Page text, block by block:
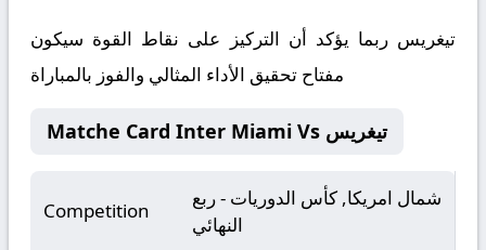
تيغريس ربما يؤكد أن التركيز على نقاط القوة سيكون
مفتاح تحقيق الأداء المثالي والفوز بالمباراة
Matche Card Inter Miami Vs تيغريس
Competition
شمال امريكا, كأس الدوريات - ربع
النهائي